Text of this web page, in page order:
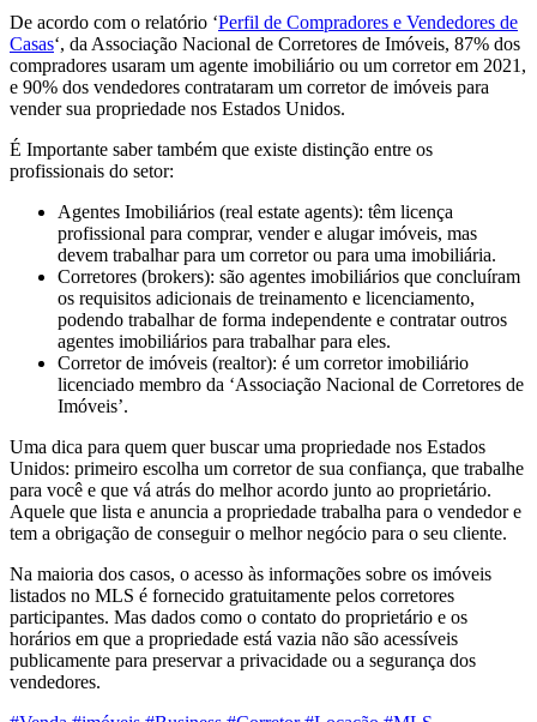
De acordo com o relatório ‘Perfil de Compradores e Vendedores de
Casas‘, da Associação Nacional de Corretores de Imóveis, 87% dos
compradores usaram um agente imobiliário ou um corretor em 2021,
e 90% dos vendedores contrataram um corretor de imóveis para
vender sua propriedade nos Estados Unidos.
É Importante saber também que existe distinção entre os
profissionais do setor:
Agentes Imobiliários (real estate agents): têm licença
profissional para comprar, vender e alugar imóveis, mas
devem trabalhar para um corretor ou para uma imobiliária.
Corretores (brokers): são agentes imobiliários que concluíram
os requisitos adicionais de treinamento e licenciamento,
podendo trabalhar de forma independente e contratar outros
agentes imobiliários para trabalhar para eles.
Corretor de imóveis (realtor): é um corretor imobiliário
licenciado membro da ‘Associação Nacional de Corretores de
Imóveis’.
Uma dica para quem quer buscar uma propriedade nos Estados
Unidos: primeiro escolha um corretor de sua confiança, que trabalhe
para você e que vá atrás do melhor acordo junto ao proprietário.
Aquele que lista e anuncia a propriedade trabalha para o vendedor e
tem a obrigação de conseguir o melhor negócio para o seu cliente.
Na maioria dos casos, o acesso às informações sobre os imóveis
listados no MLS é fornecido gratuitamente pelos corretores
participantes. Mas dados como o contato do proprietário e os
horários em que a propriedade está vazia não são acessíveis
publicamente para preservar a privacidade ou a segurança dos
vendedores.